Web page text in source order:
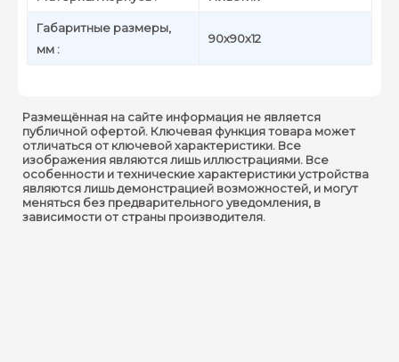
Габаритные размеры,
мм :
90х90х12
Размещённая на сайте информация не является
публичной офертой. Ключевая функция товара может
отличаться от ключевой характеристики. Все
изображения являются лишь иллюстрациями. Все
особенности и технические характеристики устройства
являются лишь демонстрацией возможностей, и могут
меняться без предварительного уведомления, в
зависимости от страны производителя.